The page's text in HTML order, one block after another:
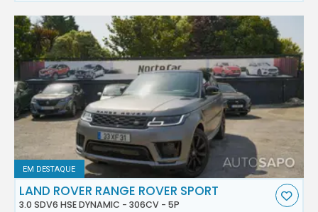
EM DESTAQUE
LAND ROVER RANGE ROVER SPORT
3.0 SDV6 HSE DYNAMIC - 306CV - 5P